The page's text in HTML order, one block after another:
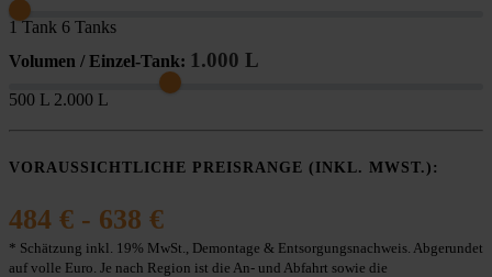
1 Tank 6 Tanks
Volumen / Einzel-Tank: 1.000 L
500 L 2.000 L
VORAUSSICHTLICHE PREISRANGE (INKL. MWST.):
484 € - 638 €
* Schätzung inkl. 19% MwSt., Demontage & Entsorgungsnachweis. Abgerundet
auf volle Euro. Je nach Region ist die An- und Abfahrt sowie die